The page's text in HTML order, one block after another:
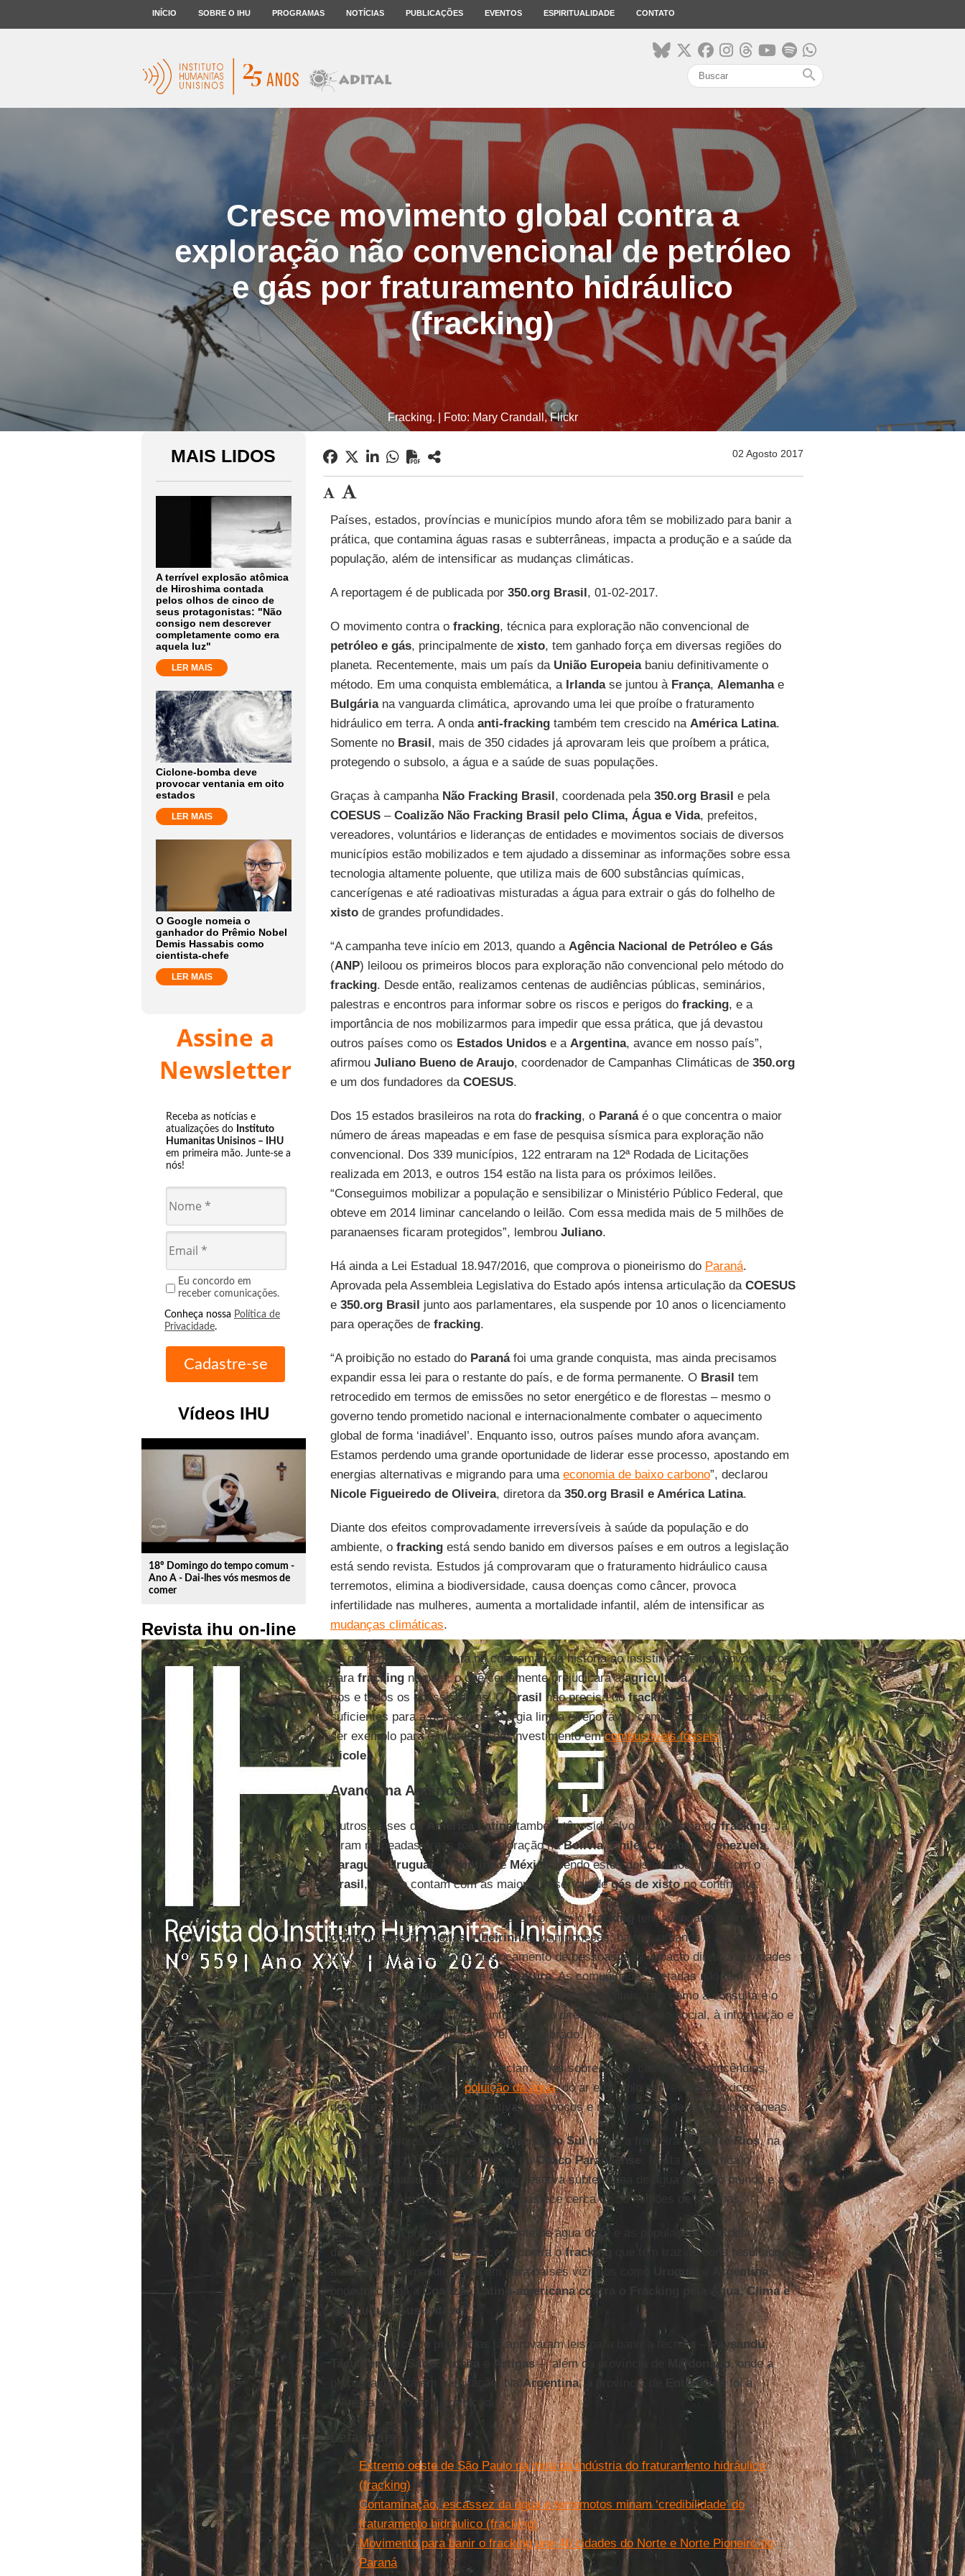
INÍCIO SOBRE O IHU PROGRAMAS NOTÍCIAS PUBLICAÇÕES EVENTOS ESPIRITUALIDADE CONTATO
search
Cresce movimento global contra a
exploração não convencional de petróleo
e gás por fraturamento hidráulico
(fracking)
Fracking. | Foto: Mary Crandall, Flickr
MAIS LIDOS
A terrível explosão atômica
de Hiroshima contada
pelos olhos de cinco de
seus protagonistas: "Não
consigo nem descrever
completamente como era
aquela luz"
LER MAIS
Ciclone-bomba deve
provocar ventania em oito
estados
LER MAIS
O Google nomeia o
ganhador do Prêmio Nobel
Demis Hassabis como
cientista-chefe
LER MAIS
Assine a
Newsletter
Receba as notícias e
atualizações do Instituto
Humanitas Unisinos – IHU
em primeira mão. Junte-se a
nós!
Eu concordo em
receber comunicações.
Conheça nossa Política de
Privacidade.
Vídeos IHU
play_circle_outline
18º Domingo do tempo comum -
Ano A - Dai-lhes vós mesmos de
comer
Revista ihu on-line
02 Agosto 2017
Países, estados, províncias e municípios mundo afora têm se mobilizado para banir a
prática, que contamina águas rasas e subterrâneas, impacta a produção e a saúde da
população, além de intensificar as mudanças climáticas.
A reportagem é de publicada por 350.org Brasil, 01-02-2017.
O movimento contra o fracking, técnica para exploração não convencional de
petróleo e gás, principalmente de xisto, tem ganhado força em diversas regiões do
planeta. Recentemente, mais um país da União Europeiabaniu definitivamente o
método. Em uma conquista emblemática, a Irlandase juntou à França, Alemanhae
Bulgáriana vanguarda climática, aprovando uma lei que proíbe o fraturamento
hidráulico em terra. A onda anti-frackingtambém tem crescido na América Latina.
Somente no Brasil, mais de 350 cidades já aprovaram leis que proíbem a prática,
protegendo o subsolo, a água e a saúde de suas populações.
Graças à campanha Não Fracking Brasil, coordenada pela 350.org Brasil e pela
COESUS– Coalizão Não Fracking Brasil pelo Clima, Água e Vida, prefeitos,
vereadores, voluntários e lideranças de entidades e movimentos sociais de diversos
municípios estão mobilizados e tem ajudado a disseminar as informações sobre essa
tecnologia altamente poluente, que utiliza mais de 600 substâncias químicas,
cancerígenas e até radioativas misturadas a água para extrair o gás do folhelho de
xistode grandes profundidades.
“A campanha teve início em 2013, quando a Agência Nacional de Petróleo e Gás
(ANP) leiloou os primeiros blocos para exploração não convencional pelo método do
fracking. Desde então, realizamos centenas de audiências públicas, seminários,
palestras e encontros para informar sobre os riscos e perigos do fracking, e a
importância de nos mobilizarmos para impedir que essa prática, que já devastou
outros países como os Estados Unidose a Argentina, avance em nosso país”,
afirmou Juliano Bueno de Araujo, coordenador de Campanhas Climáticas de 350.org
e um dos fundadores da COESUS.
Dos 15 estados brasileiros na rota do fracking, o Paranáé o que concentra o maior
número de áreas mapeadas e em fase de pesquisa sísmica para exploração não
convencional. Dos 339 municípios, 122 entraram na 12ª Rodada de Licitações
realizada em 2013, e outros 154 estão na lista para os próximos leilões.
“Conseguimos mobilizar a população e sensibilizar o Ministério Público Federal, que
obteve em 2014 liminar cancelando o leilão. Com essa medida mais de 5 milhões de
paranaenses ficaram protegidos”, lembrou Juliano.
Há ainda a Lei Estadual 18.947/2016, que comprova o pioneirismo do Paraná.
Aprovada pela Assembleia Legislativa do Estado após intensa articulação da COESUS
e 350.org Brasil junto aos parlamentares, ela suspende por 10 anos o licenciamento
para operações de fracking.
“A proibição no estado do Paranáfoi uma grande conquista, mas ainda precisamos
expandir essa lei para o restante do país, e de forma permanente. O Brasil tem
retrocedido em termos de emissões no setor energético e de florestas – mesmo o
governo tendo prometido nacional e internacionalmente combater o aquecimento
global de forma ‘inadiável’. Enquanto isso, outros países mundo afora avançam.
Estamos perdendo uma grande oportunidade de liderar esse processo, apostando em
energias alternativas e migrando para uma economia de baixo carbono”, declarou
Nicole Figueiredo de Oliveira, diretora da 350.org Brasil e América Latina.
Diante dos efeitos comprovadamente irreversíveis à saúde da população e do
ambiente, o frackingestá sendo banido em diversos países e em outros a legislação
está sendo revista. Estudos já comprovaram que o fraturamento hidráulico causa
terremotos, elimina a biodiversidade, causa doenças como câncer, provoca
infertilidade nas mulheres, aumenta a mortalidade infantil, além de intensificar as
mudanças climáticas.
“O governo brasileiro está na contramão da história ao insistir em leiloar novos poços
para frackingno país, o que certamente prejudicará aagricultura, as florestas, os
rios e todos os ecossistemas. OBrasil não precisa dofracking . Há recursos naturais
suficientes para a geração de energia limpa e renovável, como a solar e eólica, para
ser exemplo para o mundo no desinvestimento emcombustíveis fósseis”, frisou
Nicole.
Avanço na América Latina
Outros países da América Latinatambém têm sido alvo da indústria dofracking. Já
foram mapeadas áreas para exploração naBolívia,Chile,Colômbia ,Venezuela,
Paraguai,Uruguai, Argentina eMéxico
, sendo estes dois últimos, junto com o
Brasil, os que contam com as maiores reservas degás de xistono continente.
Nos países onde já está sendo desenvolvido, ofracking
tem avançado sobre
comunidades indígenas,ribeirinhas, camponesas, bairros urbanos e áreas
protegidas. Isso resulta no deslocamento de pessoas e no impacto direto a atividades
produtivas, comopecuária eagricultura. As comunidades afetadas não têm
respeitados os seus direitos humanos mais fundamentais, tais como a consulta e o
consentimento livre, prévio e informado; o direito à participação social, à informação e
o direito a um ambiente saudável e equilibrado.
Em paralelo, não são raras as reclamações sobre danos causados por incêndios,
vazamentos, explosões,poluição da água, do ar e do solo por resíduos tóxicos,
descarte de substâncias radioativas nos poços e nas reservas de água subterrâneas.
Uma das maiores ameaças naAmérica do Sulhoje é a fronteira de Entre Ríos, na
Argentina, e o Uruguai , na região doChaco Paranaense
. Nesta região fica o
Aquífero Guarani
, a terceira maior reserva subterrânea de água doce do mundo e a
principal da
América do Sul , que abastece cerca de 55 milhões de pessoas.
Pensando em proteger essa rica fonte de água doce e as populações que dela
dependem, a iniciativa de parceria contra ofracking
que tem trazido bons resultados
ao
Brasilfoi expandida também para países vizinhos como Uruguai Argentina,
onde foi criada a Coalizão Latino-americana contra o Fracking pela Água, Clima e
Agricultura Sustentável .
NoUruguai , cinco províncias já aprovaram leis para banir a técnica – Paysandú,
Tacuarembo ,Salto, Rocha Artigas–, além da província de Maldonado, onde a
proposta já está em tramitação. Na Argentina, a província de Entre Ríosfoi a
primeira a aprovar a proibição.
Leia mais
Extremo oeste de São Paulo na mira da indústria do fraturamento hidráulico
(fracking)
Contaminação, escassez da água e terremotos minam ‘credibilidade’ do
fraturamento hidráulico (fracking)
Movimento para banir o fracking une 46 cidades do Norte e Norte Pioneiro do
Paraná